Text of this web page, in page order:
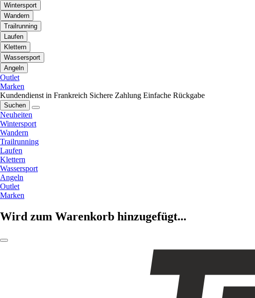
Wintersport
Wandern
Trailrunning
Laufen
Klettern
Wassersport
Angeln
Outlet
Marken
Kundendienst in Frankreich Sichere Zahlung Einfache Rückgabe
Suchen
Neuheiten
Wintersport
Wandern
Trailrunning
Laufen
Klettern
Wassersport
Angeln
Outlet
Marken
Wird zum Warenkorb hinzugefügt...